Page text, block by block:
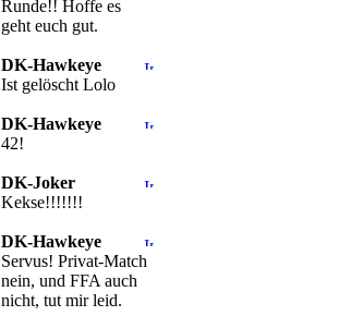
Runde!! Hoffe es
geht euch gut.
DK-Hawkeye
Ist gelöscht Lolo
DK-Hawkeye
42!
DK-Joker
Kekse!!!!!!!
DK-Hawkeye
Servus! Privat-Match
nein, und FFA auch
nicht, tut mir leid.